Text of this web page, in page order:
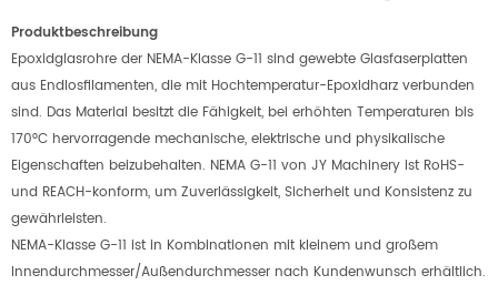
Produktbeschreibung
Epoxidglasrohre der NEMA-Klasse G-11 sind gewebte Glasfaserplatten
aus Endlosfilamenten, die mit Hochtemperatur-Epoxidharz verbunden
sind. Das Material besitzt die Fähigkeit, bei erhöhten Temperaturen bis
170°C hervorragende mechanische, elektrische und physikalische
Eigenschaften beizubehalten. NEMA G-11 von JY Machinery ist RoHS-
und REACH-konform, um Zuverlässigkeit, Sicherheit und Konsistenz zu
gewährleisten.
NEMA-Klasse G-11 ist in Kombinationen mit kleinem und großem
Innendurchmesser/Außendurchmesser nach Kundenwunsch erhältlich.